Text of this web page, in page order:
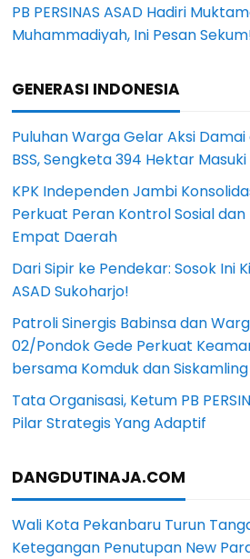
PB PERSINAS ASAD Hadiri
Muhammadiyah, Ini Pesan
GENERASI INDONESIA
Puluhan Warga Gelar Aksi Damai
BSS, Sengketa 394 Hektar
KPK Independen Jambi
Perkuat Peran Kontrol Sosial dan
Empat Daerah
Dari Sipir ke Pendekar: Sosok Ini
ASAD Sukoharjo!
Patroli Sinergis Babinsa dan
02/Pondok Gede Perkuat
bersama Komduk dan Siskamling
Tata Organisasi, Ketum PB
Pilar Strategis Yang Adaptif
DANGDUTINAJA.COM
Wali Kota Pekanbaru Turun
Ketegangan Penutupan New